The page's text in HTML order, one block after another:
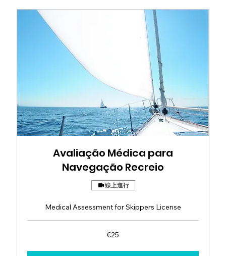
Avaliação Médica para
Navegação Recreio
線上進行
Medical Assessment for Skippers License
€25